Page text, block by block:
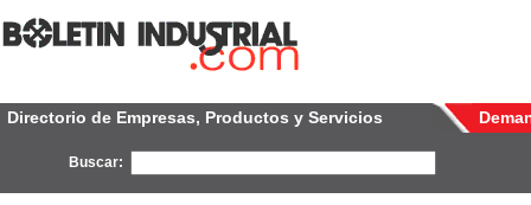
Directorio de Empresas, Productos y Servicios
Buscar: